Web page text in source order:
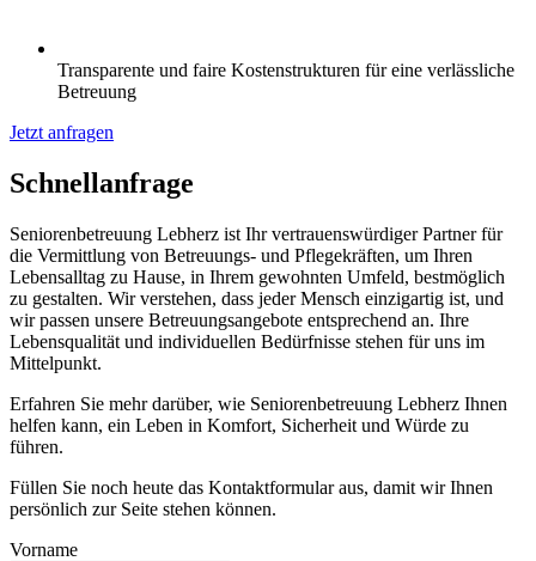
Transparente und faire Kostenstrukturen für eine verlässliche
Betreuung
Jetzt anfragen
Schnell­anfrage
Seniorenbetreuung Lebherz ist Ihr vertrauenswürdiger Partner für
die Vermittlung von Betreuungs- und Pflegekräften, um Ihren
Lebensalltag zu Hause, in Ihrem gewohnten Umfeld, bestmöglich
zu gestalten. Wir verstehen, dass jeder Mensch einzigartig ist, und
wir passen unsere Betreuungsangebote entsprechend an. Ihre
Lebensqualität und individuellen Bedürfnisse stehen für uns im
Mittelpunkt.
Erfahren Sie mehr darüber, wie Seniorenbetreuung Lebherz Ihnen
helfen kann, ein Leben in Komfort, Sicherheit und Würde zu
führen.
Füllen Sie noch heute das Kontaktformular aus, damit wir Ihnen
persönlich zur Seite stehen können.
Vorname